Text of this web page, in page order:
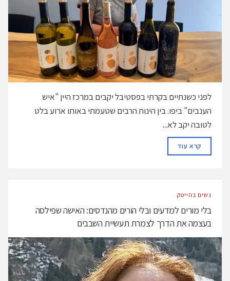
לפני כשנתיים בקרתי בפסטיבל יקבים במרכז היין "איש
הענבים" ביפו. בין הינות הרבים שטעמתי באותו ארוע בלט
לטובה יקב לא...
קרא עודDETAILS
נשים בהייטק
בלי מורים למדעים ובלי הורים מהנדסים: האישה שפילסה
בעצמה את הדרך לצמרת תעשיית השבבים